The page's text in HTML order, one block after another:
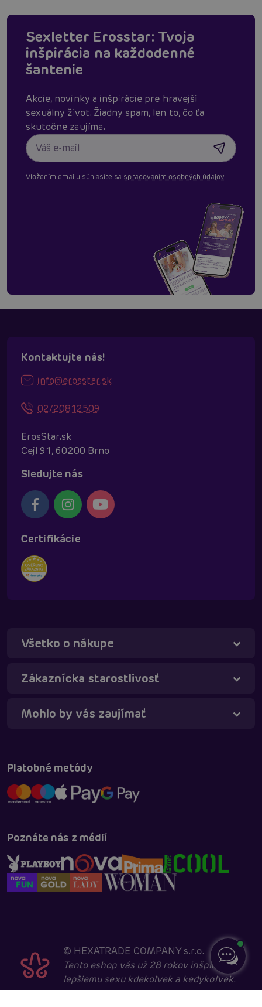
Sexletter Erosstar: Tvoja
inšpirácia na každodenné
šantenie
Akcie, novinky a inšpirácie pre hravejší
sexuálny život. Žiadny spam, len to, čo ťa
skutočne zaujíma.
Vložením emailu súhlasíte sa spracovaním osobných údajov
Kontaktujte nás!
info@erosstar.sk
02/20812509
ErosStar.sk
Cejl 91, 60200 Brno
Sledujte nás
Certifikácie
Všetko o nákupe
Zákaznícka starostlivosť
Mohlo by vás zaujímať
Platobné metódy
Poznáte nás z médií
© HEXATRADE COMPANY s.r.o.
Tento eshop vás už 28 rokov inšpiruje k
lepšiemu sexu kdekoľvek a kedykoľvek.
Táňa - virtuálna asistentka